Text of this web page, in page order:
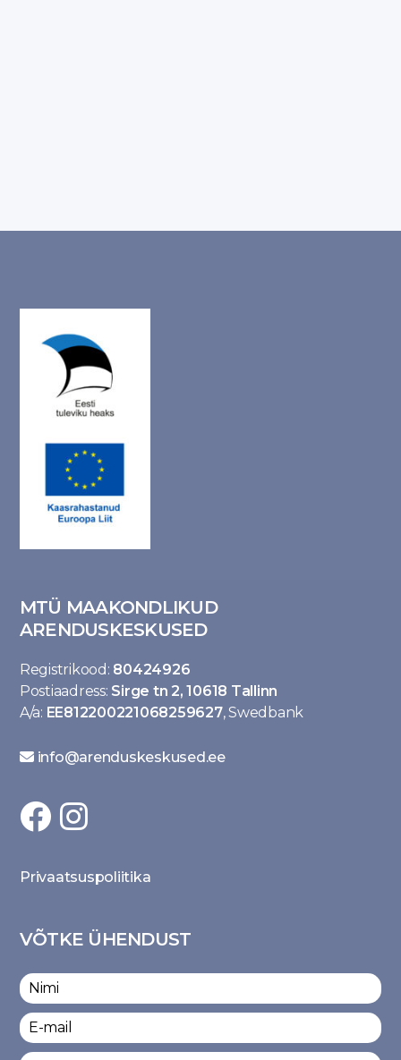
MTÜ MAAKONDLIKUD
ARENDUSKESKUSED
Registrikood: 80424926
Postiaadress: Sirge tn 2, 10618 Tallinn
A/a: EE812200221068259627, Swedbank
info@arenduskeskused.ee
Privaatsuspoliitika
VÕTKE ÜHENDUST